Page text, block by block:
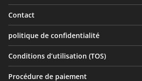
Contact
politique de confidentialité
Conditions d’utilisation (TOS)
Procédure de paiement